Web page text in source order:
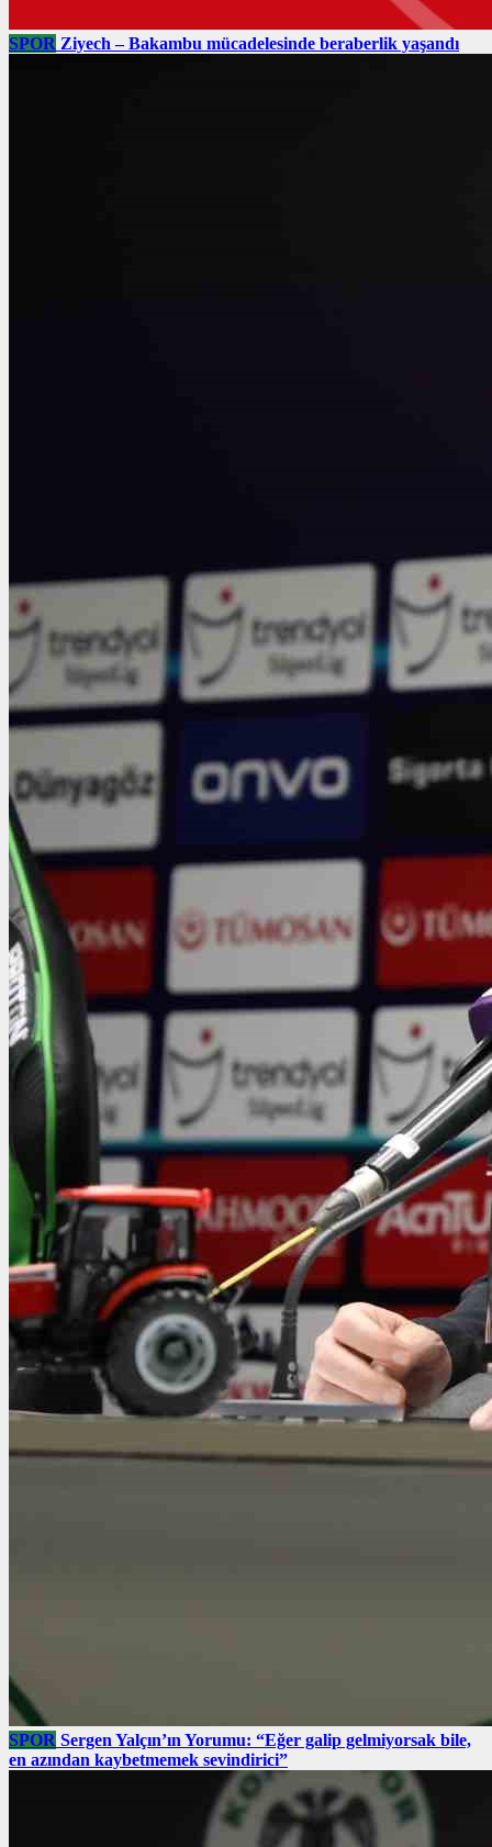
SPOR Ziyech – Bakambu mücadelesinde beraberlik yaşandı
SPOR Sergen Yalçın’ın Yorumu: “Eğer galip gelmiyorsak bile,
en azından kaybetmemek sevindirici”